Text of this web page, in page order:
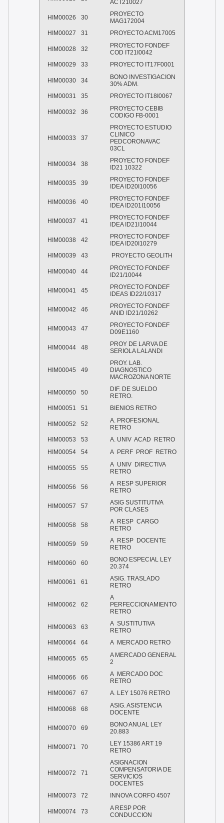
ACT210027
HIM00026 30
PROYECTO
MAG172004
HIM00027
31 PROYECTO ACM17005
HIM00028 32
PROYECTO FONDEF
COD IT21I0042
HIM00029
33 PROYECTO IT17F0001
HIM00030 34
BONO INVESTIGACION
30% ADM.
HIM00031
35 PROYECTO IT18I0067
HIM00032 36
PROYECTO CEBIB
CODIGO FB-0001
HIM00033 37
PROYECTO ESTUDIO
CLINICO
PEDCORONAVAC
03CL
HIM00034 38
PROYECTO FONDEF
ID21 10322
HIM00035 39
PROYECTO FONDEF
IDEA ID20I10056
HIM00036 40
PROYECTO FONDEF
IDEA ID201I10056
HIM00037 41
PROYECTO FONDEF
IDEA ID21I10044
HIM00038 42
PROYECTO FONDEF
IDEA ID20I10279
HIM00039
43 PROYECTO GEOLITH
HIM00040 44
PROYECTO FONDEF
ID21/10044
HIM00041 45
PROYECTO FONDEF
IDEAS ID22/10317
HIM00042 46
PROYECTO FONDEF
ANID ID21/10262
HIM00043 47
PROYECTO FONDEF
D09E1160
HIM00044 48
PROY DE LARVA DE
SERIOLA LALANDI
HIM00045 49
PROY. LAB.
DIAGNOSTICO
MACROZONA NORTE
HIM00050 50
DIF. DE SUELDO
RETRO.
HIM00051
51 BIENIOS RETRO
HIM00052 52
A. PROFESIONAL
RETRO
HIM00053
53
A. UNIV ACAD RETRO
HIM00054
54 A PERF PROF RETRO
HIM00055 55
A UNIV DIRECTIVA
RETRO
HIM00056 56
A RESP SUPERIOR
RETRO
HIM00057 57
ASIG SUSTITUTIVA
POR CLASES
HIM00058 58
A RESP CARGO
RETRO
HIM00059 59
A RESP DOCENTE
RETRO
HIM00060 60
BONO ESPECIAL LEY
20.374
HIM00061 61
ASIG. TRASLADO
RETRO
HIM00062 62
A
PERFECCIONAMIENTO
RETRO
HIM00063 63
A SUSTITUTIVA
RETRO
HIM00064
64 A MERCADO RETRO
HIM00065 65
A MERCADO GENERAL
2
HIM00066 66
A MERCADO DOC
RETRO
HIM00067
67 A. LEY 15076 RETRO
HIM00068 68
ASIG. ASISTENCIA
DOCENTE
HIM00070 69
BONO ANUAL LEY
20.883
HIM00071 70
LEY 15386 ART 19
RETRO
HIM00072 71
ASIGNACION
COMPENSATORIA DE
SERVICIOS
DOCENTES
HIM00073
72 INNOVA CORFO 4507
HIM00074 73
A RESP POR
CONDUCCION